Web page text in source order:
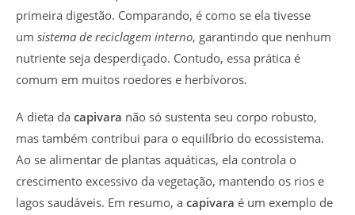
primeira digestão. Comparando, é como se ela tivesse
um sistema de reciclagem interno, garantindo que nenhum
nutriente seja desperdiçado. Contudo, essa prática é
comum em muitos roedores e herbívoros.
A dieta da capivara não só sustenta seu corpo robusto,
mas também contribui para o equilíbrio do ecossistema.
Ao se alimentar de plantas aquáticas, ela controla o
crescimento excessivo da vegetação, mantendo os rios e
lagos saudáveis. Em resumo, a capivara é um exemplo de